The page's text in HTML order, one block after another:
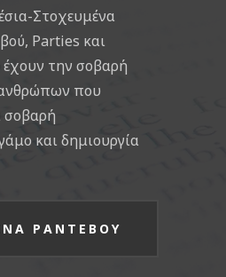
Στοχευμένα
Parties και
την σοβαρή
που
σοβαρή
και δημιουργία
ΡΑΝΤΕΒΟΥ